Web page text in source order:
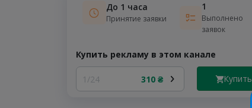
До 1 часа
Принятие заявки
1
Выполнено
заявок
Купить рекламу в этом канале
1/24 310 ₴ Купить